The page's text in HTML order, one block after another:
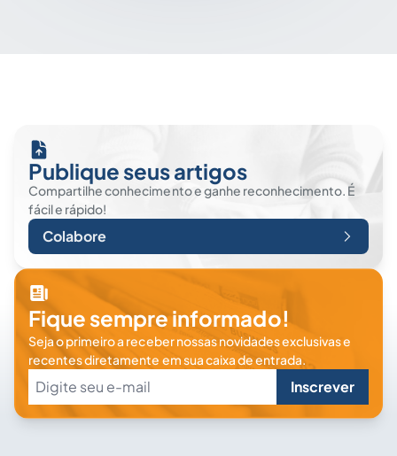
Publique seus artigos
Compartilhe conhecimento e ganhe reconhecimento. É
fácil e rápido!
Colabore
Fique sempre informado!
Seja o primeiro a receber nossas novidades exclusivas e
recentes diretamente em sua caixa de entrada.
Inscrever